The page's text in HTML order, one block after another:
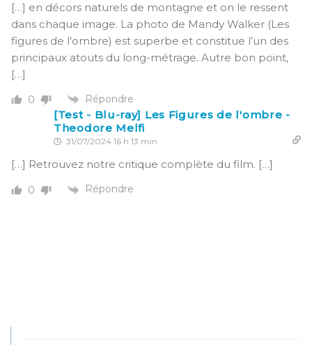
[…] en décors naturels de montagne et on le ressent
dans chaque image. La photo de Mandy Walker (Les
figures de l’ombre) est superbe et constitue l’un des
principaux atouts du long-métrage. Autre bon point,
[…]
0 Répondre
[Test - Blu-ray] Les Figures de l'ombre -
Theodore Melfi
31/07/2024 16 h 13 min
[…] Retrouvez notre critique complète du film. […]
0 Répondre